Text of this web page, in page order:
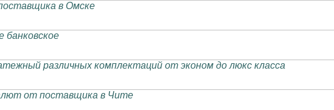
в Омске
банковское
различных комплектаций от эконом до люкс класса
от поставщика в Чите